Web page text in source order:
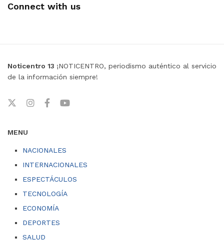
Connect with us
Noticentro 13 ¡NOTICENTRO, periodismo auténtico al servicio
de la información siempre!
MENU
NACIONALES
INTERNACIONALES
ESPECTÁCULOS
TECNOLOGÍA
ECONOMÍA
DEPORTES
SALUD